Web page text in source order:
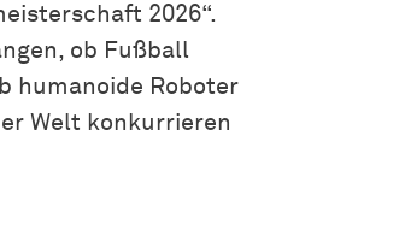
2026“.
ob Fußball
humanoide Roboter
Welt konkurrieren